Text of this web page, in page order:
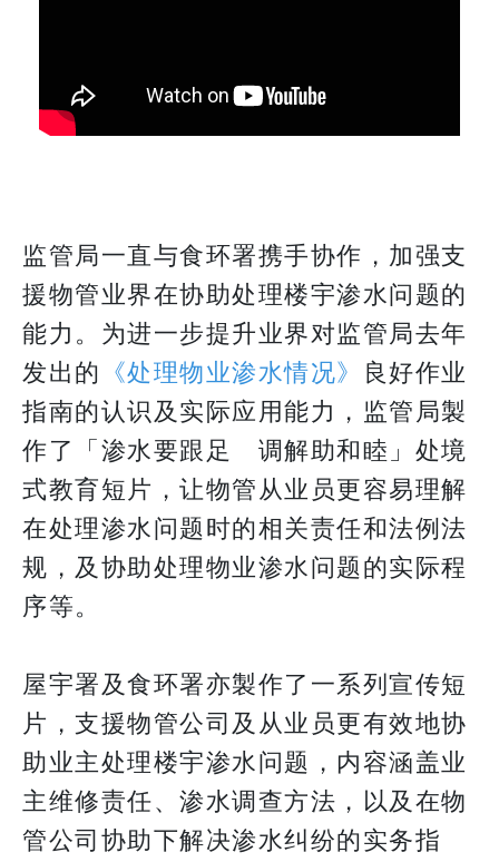
监管局一直与食环署携手协作，加强支
援物管业界在协助处理楼宇渗水问题的
能力。为进一步提升业界对监管局去年
发出的 《处理物业渗水情况》 良好作业
指南的认识及实际应用能力，监管局製
作了「渗水要跟足 调解助和睦」处境
式教育短片，让物管从业员更容易理解
在处理渗水问题时的相关责任和法例法
规，及协助处理物业渗水问题的实际程
序等。
屋宇署及食环署亦製作了一系列宣传短
片，支援物管公司及从业员更有效地协
助业主处理楼宇渗水问题，内容涵盖业
主维修责任、渗水调查方法，以及在物
管公司协助下解决渗水纠纷的实务指